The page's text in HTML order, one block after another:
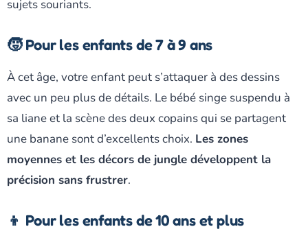
sujets souriants.
🧒 Pour les enfants de 7 à 9 ans
À cet âge, votre enfant peut s’attaquer à des dessins
avec un peu plus de détails. Le bébé singe suspendu à
sa liane et la scène des deux copains qui se partagent
une banane sont d’excellents choix. Les zones
moyennes et les décors de jungle développent la
précision sans frustrer.
👦 Pour les enfants de 10 ans et plus